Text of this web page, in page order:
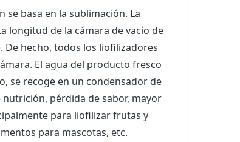
basa en la sublimación. La
longitud de la cámara de vacío de
De hecho, todos los liofilizadores
El agua del producto fresco
se recoge en un condensador de
pérdida de sabor, mayor
para liofilizar frutas y
para mascotas, etc.